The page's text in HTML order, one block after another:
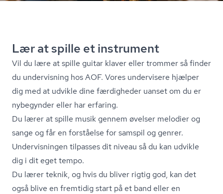
Lær at spille et instrument
Vil du lære at spille guitar klaver eller trommer så finder
du undervisning hos AOF. Vores undervisere hjælper
dig med at udvikle dine færdigheder uanset om du er
nybegynder eller har erfaring.
Du lærer at spille musik gennem øvelser melodier og
sange og får en forståelse for samspil og genrer.
Undervisningen tilpasses dit niveau så du kan udvikle
dig i dit eget tempo.
Du lærer teknik, og hvis du bliver rigtig god, kan det
også blive en fremtidig start på et band eller en